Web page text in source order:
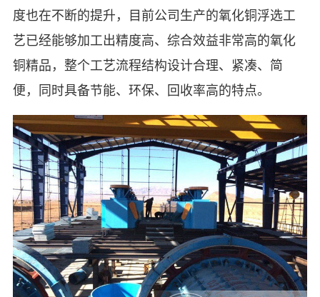
度也在不断的提升，目前公司生产的氧化铜浮选工
艺已经能够加工出精度高、综合效益非常高的氧化
铜精品，整个工艺流程结构设计合理、紧凑、简
便，同时具备节能、环保、回收率高的特点。